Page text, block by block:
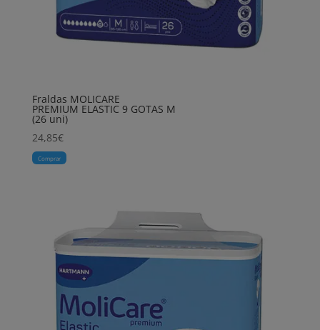
Fraldas MOLICARE
PREMIUM ELASTIC 9 GOTAS M
(26 uni)
24,85€
Comprar